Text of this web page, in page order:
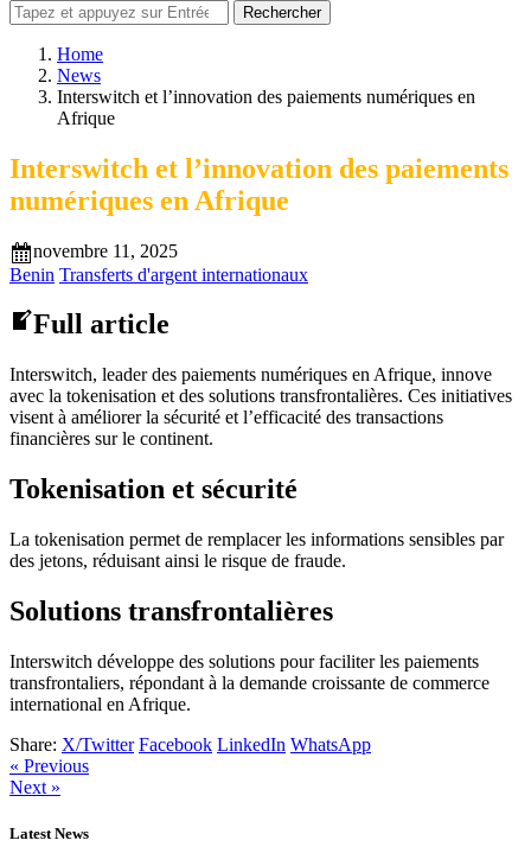
Rechercher
Home
News
Interswitch et l’innovation des paiements numériques en
Afrique
Interswitch et l’innovation des paiements
numériques en Afrique
novembre 11, 2025
Benin Transferts d'argent internationaux
Full article
Interswitch, leader des paiements numériques en Afrique, innove
avec la tokenisation et des solutions transfrontalières. Ces initiatives
visent à améliorer la sécurité et l’efficacité des transactions
financières sur le continent.
Tokenisation et sécurité
La tokenisation permet de remplacer les informations sensibles par
des jetons, réduisant ainsi le risque de fraude.
Solutions transfrontalières
Interswitch développe des solutions pour faciliter les paiements
transfrontaliers, répondant à la demande croissante de commerce
international en Afrique.
Share: X/Twitter Facebook LinkedIn WhatsApp
« Previous
Next »
Latest News